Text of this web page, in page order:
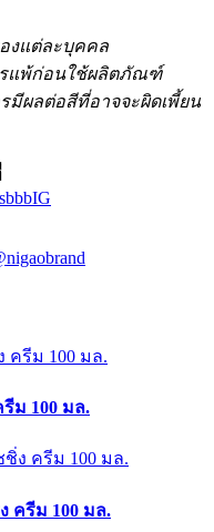
งแต่ละบุคคล
แพ้ก่อนใช้ผลิตภัณฑ์
ผลต่อสีที่อาจจะผิดเพี้ยน
ม 100 มล.
ครีม 100 มล.